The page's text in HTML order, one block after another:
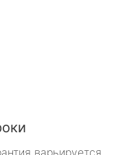
варьируется